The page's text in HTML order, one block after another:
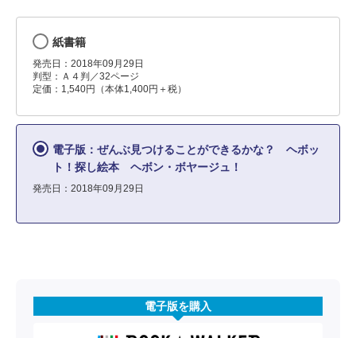
紙書籍
発売日：2018年09月29日
判型：Ａ４判／32ページ
定価：1,540円（本体1,400円＋税）
電子版：ぜんぶ見つけることができるかな？ ヘボッ
ト！探し絵本 ヘボン・ボヤージュ！
発売日：2018年09月29日
電子版を購入